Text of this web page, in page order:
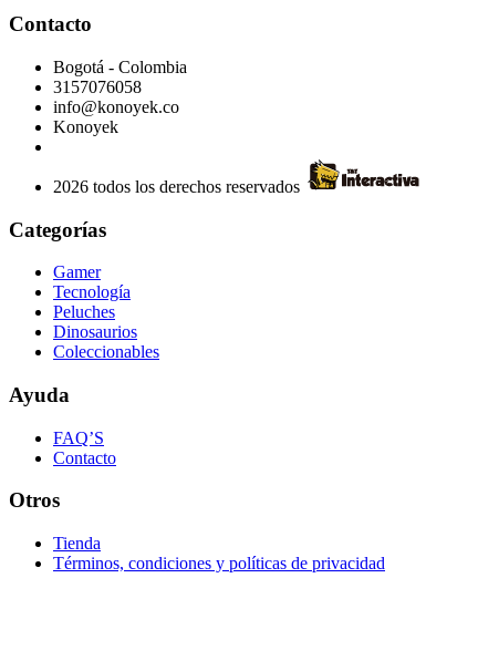
Contacto
Bogotá - Colombia
3157076058
info@konoyek.co
Konoyek
2026 todos los derechos reservados
Categorías
Gamer
Tecnología
Peluches
Dinosaurios
Coleccionables
Ayuda
FAQ’S
Contacto
Otros
Tienda
Términos, condiciones y políticas de privacidad